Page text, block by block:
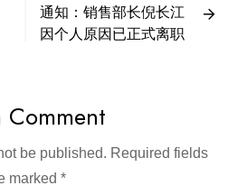
通知：销售部长倪长江
因个人原因已正式离职
Comment
be published. Required fields
marked *